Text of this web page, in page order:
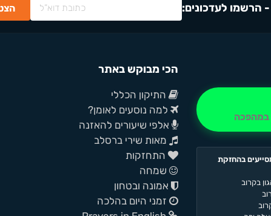
הרשמו לעדכונים:
הכי מבוקש באתר
התיקון הכללי
למה נוסעים לאומן?
אלפי שיעורים להאזנה
מאות שירי ברסלב
התחזקות
שמחה
אמונה ובטחון
זמני היום בהלכה
במהפכה
בהחזקת
בקרוב